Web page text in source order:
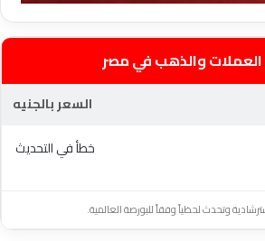
العملات والذهب في مصر
السعر بالجنيه
خطأ في التحديث
وتحدث لحظياً وفقاً للبورصة العالمية.